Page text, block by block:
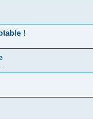
!